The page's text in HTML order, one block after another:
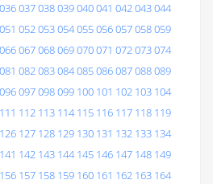
036037038039040041 042043044
051 052053054055056057058059
066067068069070071 072073074
081 082083084085086087088089
096097098099 100 101 102 103 104
111 112 113 114 115 116 117 118 119
126 127 128 129 130 131 132 133 134
141 142 143 144 145 146 147 148 149
156 157 158 159 160 161 162 163 164